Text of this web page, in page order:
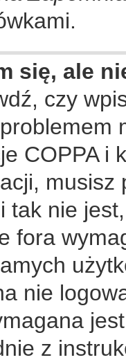
się, ale
czy
COPPA i
musisz
tak nie
fora
nie
z